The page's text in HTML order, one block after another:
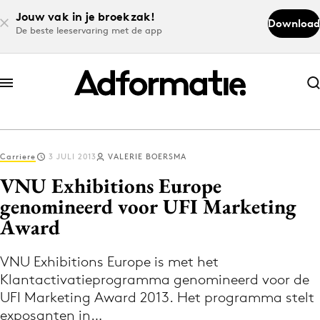
Jouw vak in je broekzak!
De beste leeservaring met de app
Download
Abonneer nu
Abonneer nu
Log in
Volg het laatste nieuws via de Adformatie
Nieuws app
Carriere 3 JULI 2013 VALERIE BOERSMA
VNU Exhibitions Europe
genomineerd voor UFI Marketing
Award
VNU Exhibitions Europe is met het
Klantactivatieprogramma genomineerd voor de
UFI Marketing Award 2013. Het programma stelt
exposanten in…